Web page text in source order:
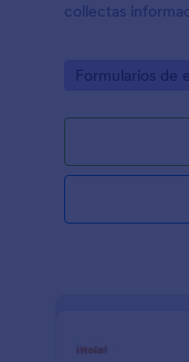
collectas
Go to Category:
Formularios de